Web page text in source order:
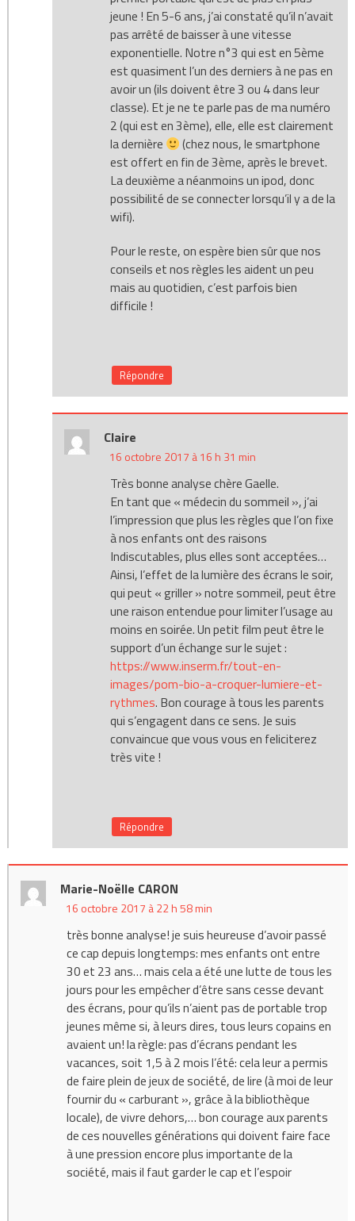
jeune ! En 5-6 ans, j’ai constaté qu’il n’avait
pas arrêté de baisser à une vitesse
exponentielle. Notre n°3 qui est en 5ème
est quasiment l’un des derniers à ne pas en
avoir un (ils doivent être 3 ou 4 dans leur
classe). Et je ne te parle pas de ma numéro
2 (qui est en 3ème), elle, elle est clairement
la dernière
(chez nous, le smartphone
est offert en fin de 3ème, après le brevet.
La deuxième a néanmoins un ipod, donc
possibilité de se connecter lorsqu’il y a de la
wifi).
Pour le reste, on espère bien sûr que nos
conseils et nos règles les aident un peu
mais au quotidien, c’est parfois bien
difficile !
Répondre
Claire
16 octobre 2017 à 16 h 31 min
Très bonne analyse chère Gaelle.
En tant que « médecin du sommeil », j’ai
l’impression que plus les règles que l’on fixe
à nos enfants ont des raisons
Indiscutables, plus elles sont acceptées…
Ainsi, l’effet de la lumière des écrans le soir,
qui peut « griller » notre sommeil, peut être
une raison entendue pour limiter l’usage au
moins en soirée. Un petit film peut être le
support d’un échange sur le sujet :
https://www.inserm.fr/tout-en-
images/pom-bio-a-croquer-lumiere-et-
rythmes. Bon courage à tous les parents
qui s’engagent dans ce sens. Je suis
convaincue que vous vous en feliciterez
très vite !
Répondre
Marie-Noëlle CARON
16 octobre 2017 à 22 h 58 min
très bonne analyse! je suis heureuse d’avoir passé
ce cap depuis longtemps: mes enfants ont entre
30 et 23 ans… mais cela a été une lutte de tous les
jours pour les empêcher d’être sans cesse devant
des écrans, pour qu’ils n’aient pas de portable trop
jeunes même si, à leurs dires, tous leurs copains en
avaient un! la règle: pas d’écrans pendant les
vacances, soit 1,5 à 2 mois l’été: cela leur a permis
de faire plein de jeux de société, de lire (à moi de leur
fournir du « carburant », grâce à la bibliothèque
locale), de vivre dehors,… bon courage aux parents
de ces nouvelles générations qui doivent faire face
à une pression encore plus importante de la
société, mais il faut garder le cap et l’espoir